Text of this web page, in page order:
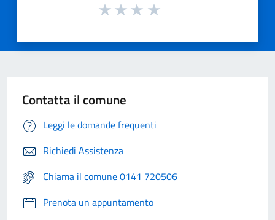
Contatta il comune
Leggi le domande frequenti
Richiedi Assistenza
Chiama il comune 0141 720506
Prenota un appuntamento